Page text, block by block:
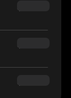
$34.95
$160.00
$180.00